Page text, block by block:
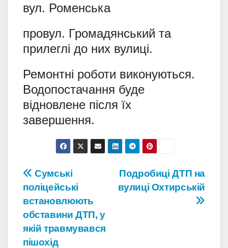
вул. Роменська
провул. Громадянський та
прилеглі до них вулиці.
Ремонтні роботи виконуються.
Водопостачання буде
відновлене після їх
завершення.
Навігація
записів
Подробиці ДТП на
вулиці Охтирській
Сумські
поліцейські
встановлюють
обставини ДТП, у
якій травмувався
пішохід